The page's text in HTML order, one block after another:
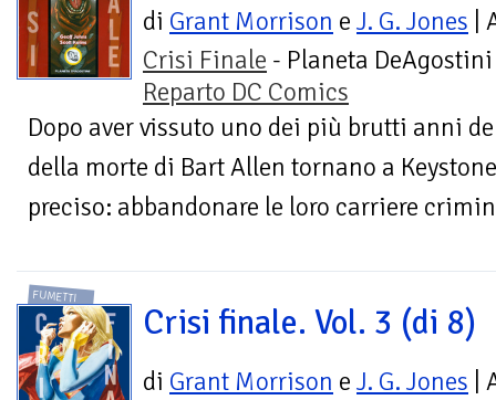
di Grant Morrison e J. G. Jones |
Crisi Finale - Planeta
Reparto DC Comics
Dopo aver vissuto uno dei più brutti anni
della morte di Bart Allen tornano a
preciso: abbandonare le loro carriere
FUMETTI
Crisi finale. Vol. 3 (di 8)
di Grant Morrison e J. G. Jones |